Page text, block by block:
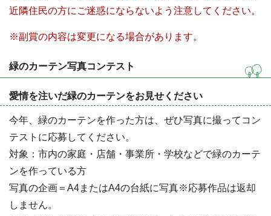
近隣住民の方にご迷惑にならないよう注意してください。
※副賞の内容は変更になる場合があります。
緑のカーテン写真コンテスト
愛情を注いだ緑のカーテンをお見せください
今年、緑のカーテンを作った方は、ぜひ写真に撮ってコン
テストに応募してください。
対象：市内の家庭・店舗・事業所・学校などで緑のカーテ
ンを作っている方
写真の企画＝A4またはA4の台紙に写真※応募作品は返却
しません。